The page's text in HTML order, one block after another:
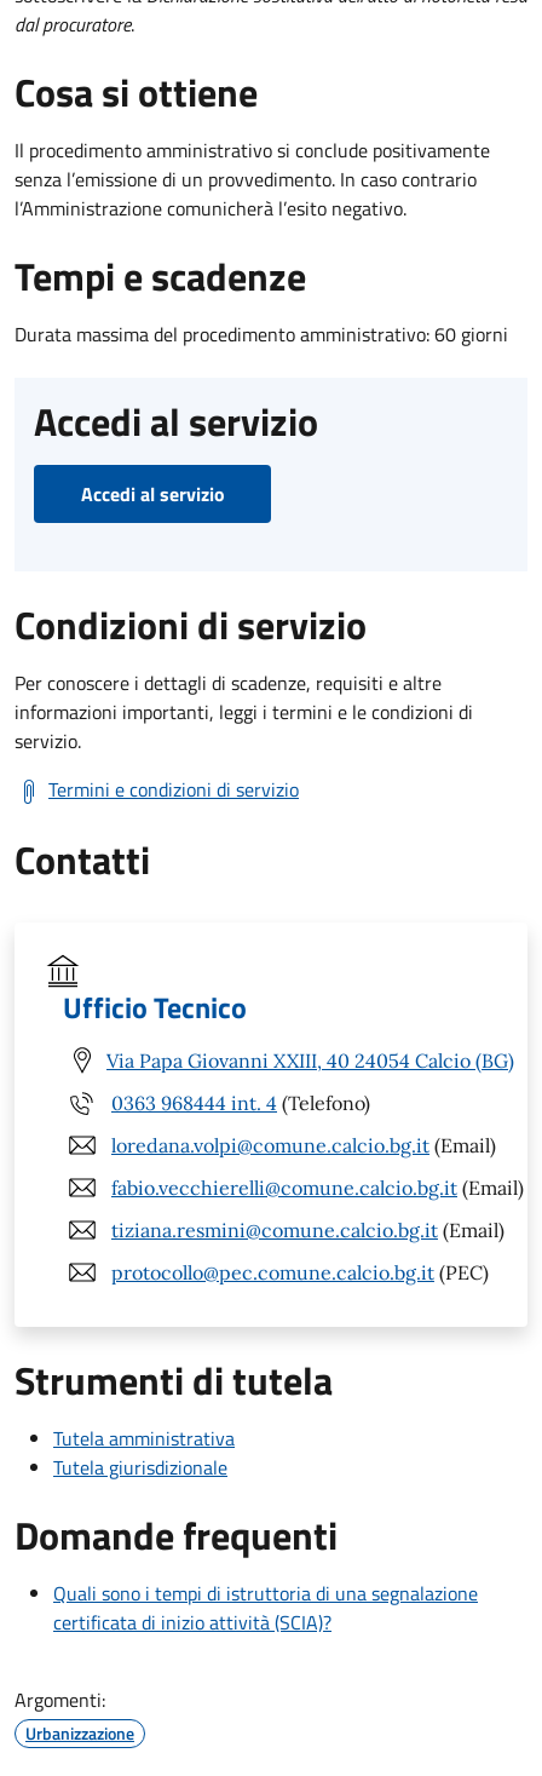
dal procuratore.
Cosa si ottiene
Il procedimento amministrativo si conclude positivamente
senza l’emissione di un provvedimento. In caso contrario
l’Amministrazione comunicherà l’esito negativo.
Tempi e scadenze
Durata massima del procedimento amministrativo: 60 giorni
Accedi al servizio
Accedi al servizio
Condizioni di servizio
Per conoscere i dettagli di scadenze, requisiti e altre
informazioni importanti, leggi i termini e le condizioni di
servizio.
Termini e condizioni di servizio
Contatti
Ufficio Tecnico
Via Papa Giovanni XXIII, 40 24054 Calcio (BG)
0363 968444 int. 4 (Telefono)
loredana.volpi@comune.calcio.bg.it (Email)
fabio.vecchierelli@comune.calcio.bg.it (Email)
tiziana.resmini@comune.calcio.bg.it (Email)
protocollo@pec.comune.calcio.bg.it (PEC)
Strumenti di tutela
Tutela amministrativa
Tutela giurisdizionale
Domande frequenti
Quali sono i tempi di istruttoria di una segnalazione
certificata di inizio attività (SCIA)?
Argomenti:
Urbanizzazione